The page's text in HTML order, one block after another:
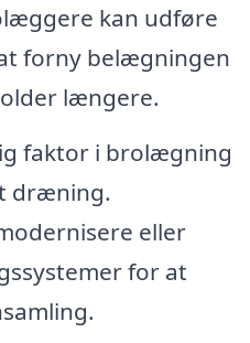
kan udføre
forny belægningen
længere.
faktor i brolægning
dræning.
eller
for at